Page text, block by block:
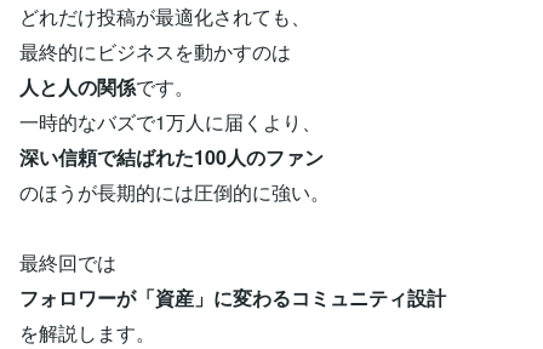
どれだけ投稿が最適化されても、
最終的にビジネスを動かすのは
人と人の関係です。
一時的なバズで1万人に届くより、
深い信頼で結ばれた100人のファン
のほうが長期的には圧倒的に強い。
最終回では
フォロワーが「資産」に変わるコミュニティ設計
を解説します。